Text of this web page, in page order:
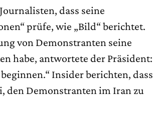
dass seine
prüfe, wie „Bild“ berichtet.
von Demonstranten seine
habe, antwortete der Präsident:
Insider berichten, dass
den Demonstranten im Iran zu